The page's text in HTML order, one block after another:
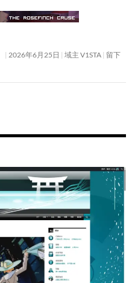
2026年6月25日 域主 V1STA 留下